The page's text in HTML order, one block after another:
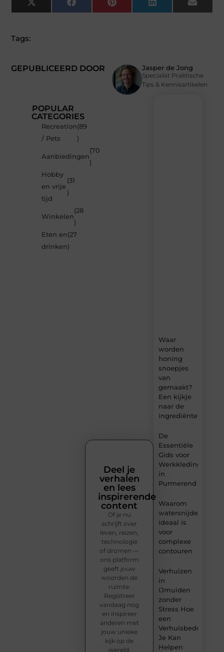
X
(Twitter)
Facebook Pinterest LinkedIn Email
GEPUBLICEERD DOOR Jasper de Jong
Specialist Praktische
Tips & Kennisartikelen
Tags:
POPULAR
CATEGORIES
Recreation
/ Pets
(89
)
Aanbiedingen
(70
)
Hobby
en vrije
tijd
(31
)
Winkelen
(28
)
Eten en
drinken
(27
)
Waar
worden
honing
snoepjes
van
gemaakt?
Een kijkje
naar de
ingrediënten
De
Essentiële
Gids voor
Werkkleding
in
Purmerend
Waarom
watersnijden
ideaal is
voor
complexe
contouren
Verhuizen
in
IJmuiden
zonder
Stress Hoe
een
Verhuisbedrijf
Je Kan
Helpen
Deel je
verhalen
en lees
inspirerende
content
Of je nu
schrijft over
leven, reizen,
technologie
of dromen —
ons platform
geeft jouw
woorden de
ruimte.
Registreer
vandaag nog
en inspireer
anderen met
jouw unieke
kijk op de
wereld.